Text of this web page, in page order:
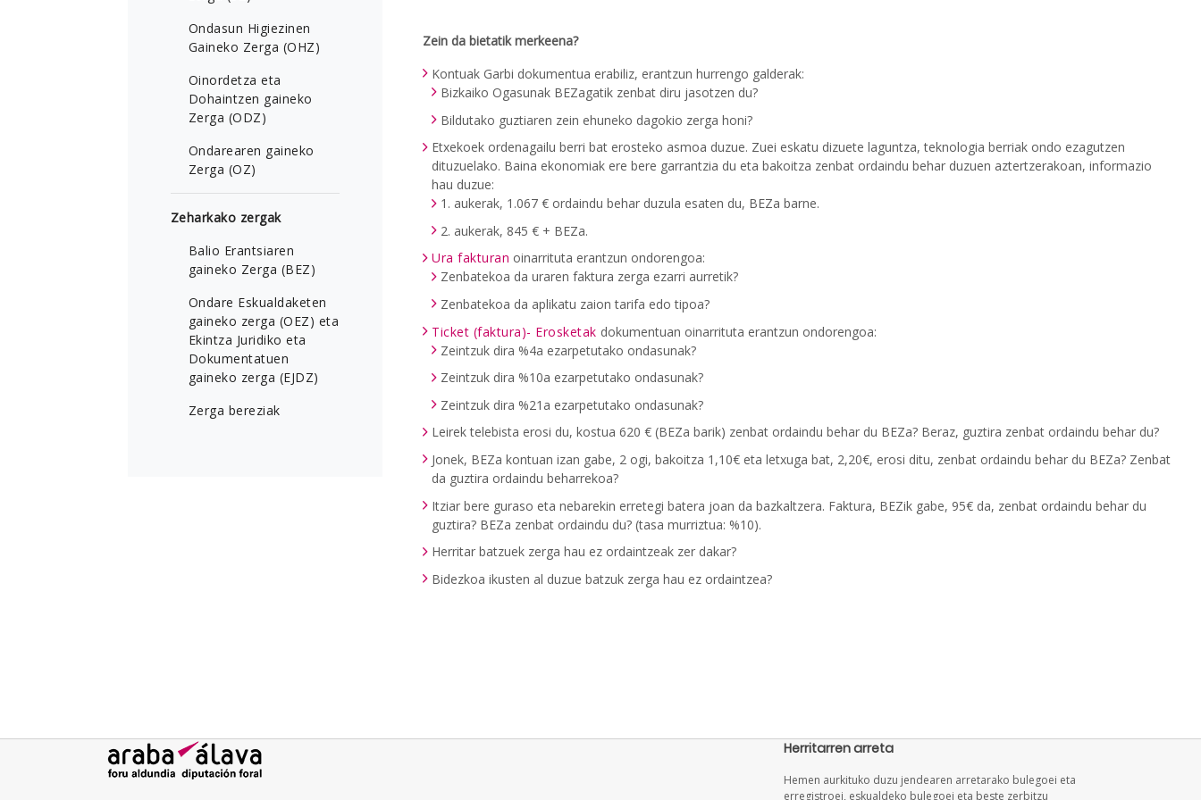
Ondasun Higiezinen
Gaineko Zerga (OHZ)
Oinordetza eta
Dohaintzen gaineko
Zerga (ODZ)
Ondarearen gaineko
Zerga (OZ)
Zeharkako zergak
Balio Erantsiaren
gaineko Zerga (BEZ)
Ondare Eskualdaketen
gaineko zerga (OEZ) eta
Ekintza Juridiko eta
Dokumentatuen
gaineko zerga (EJDZ)
Zerga bereziak
Zein da bietatik merkeena?
Kontuak Garbi dokumentua erabiliz, erantzun hurrengo galderak:
Bizkaiko Ogasunak BEZagatik zenbat diru jasotzen du?
Bildutako guztiaren zein ehuneko dagokio zerga honi?
Etxekoek ordenagailu berri bat erosteko asmoa duzue. Zuei eskatu dizuete laguntza, teknologia berriak ondo ezagutzen
dituzuelako. Baina ekonomiak ere bere garrantzia du eta bakoitza zenbat ordaindu behar duzuen aztertzerakoan, informazio
hau duzue:
1. aukerak, 1.067 € ordaindu behar duzula esaten du, BEZa barne.
2. aukerak, 845 € + BEZa.
Ura fakturan oinarrituta erantzun ondorengoa:
Zenbatekoa da uraren faktura zerga ezarri aurretik?
Zenbatekoa da aplikatu zaion tarifa edo tipoa?
Ticket (faktura)- Erosketak dokumentuan oinarrituta erantzun ondorengoa:
Zeintzuk dira %4a ezarpetutako ondasunak?
Zeintzuk dira %10a ezarpetutako ondasunak?
Zeintzuk dira %21a ezarpetutako ondasunak?
Leirek telebista erosi du, kostua 620 € (BEZa barik) zenbat ordaindu behar du BEZa? Beraz, guztira zenbat ordaindu behar du?
Jonek, BEZa kontuan izan gabe, 2 ogi, bakoitza 1,10€ eta letxuga bat, 2,20€, erosi ditu, zenbat ordaindu behar du BEZa? Zenbat
da guztira ordaindu beharrekoa?
Itziar bere guraso eta nebarekin erretegi batera joan da bazkaltzera. Faktura, BEZik gabe, 95€ da, zenbat ordaindu behar du
guztira? BEZa zenbat ordaindu du? (tasa murriztua: %10).
Herritar batzuek zerga hau ez ordaintzeak zer dakar?
Bidezkoa ikusten al duzue batzuk zerga hau ez ordaintzea?
Herritarren arreta
Hemen aurkituko duzu jendearen arretarako bulegoei eta
erregistroei, eskualdeko bulegoei eta beste zerbitzu